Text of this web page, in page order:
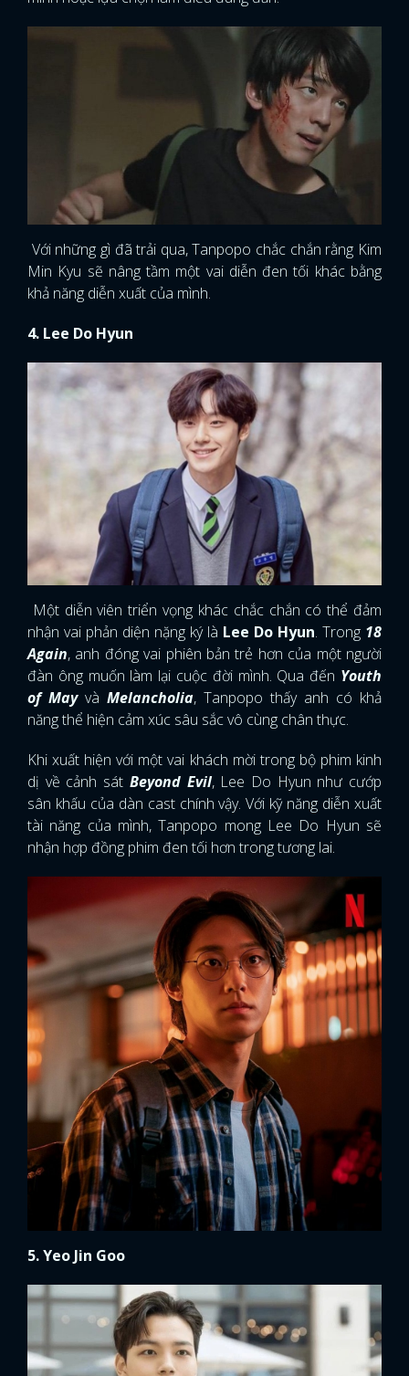
Với những gì đã trải qua, Tanpopo chắc chắn rằng Kim
Min Kyu sẽ nâng tầm một vai diễn đen tối khác bằng
khả năng diễn xuất của mình.
4. Lee Do Hyun
Một diễn viên triển vọng khác chắc chắn có thể đảm
nhận vai phản diện nặng ký là Lee Do Hyun. Trong 18
Again, anh đóng vai phiên bản trẻ hơn của một người
đàn ông muốn làm lại cuộc đời mình. Qua đến Youth
of Mayvà Melancholia, Tanpopo thấy anh có khả
năng thể hiện cảm xúc sâu sắc vô cùng chân thực.
Khi xuất hiện với một vai khách mời trong bộ phim kinh
dị về cảnh sát Beyond Evil, Lee Do Hyun như cướp
sân khấu của dàn cast chính vậy. Với kỹ năng diễn xuất
tài năng của mình, Tanpopo mong Lee Do Hyun sẽ
nhận hợp đồng phim đen tối hơn trong tương lai.
5. Yeo Jin Goo